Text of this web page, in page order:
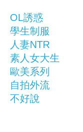
OL誘惑
學生制服
人妻NTR
素人女大生
歐美系列
自拍外流
不好說